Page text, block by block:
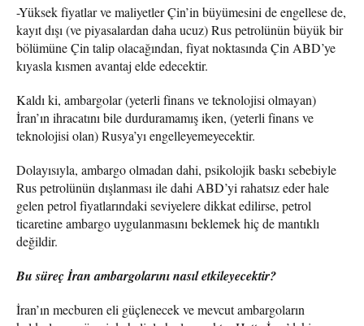
-Yüksek fiyatlar ve maliyetler Çin’in büyümesini de engellese de,
kayıt dışı (ve piyasalardan daha ucuz) Rus petrolünün büyük bir
bölümüne Çin talip olacağından, fiyat noktasında Çin ABD’ye
kıyasla kısmen avantaj elde edecektir.
Kaldı ki, ambargolar (yeterli finans ve teknolojisi olmayan)
İran’ın ihracatını bile durduramamış iken, (yeterli finans ve
teknolojisi olan) Rusya’yı engelleyemeyecektir.
Dolayısıyla, ambargo olmadan dahi, psikolojik baskı sebebiyle
Rus petrolünün dışlanması ile dahi ABD’yi rahatsız eder hale
gelen petrol fiyatlarındaki seviyelere dikkat edilirse, petrol
ticaretine ambargo uygulanmasını beklemek hiç de mantıklı
değildir.
Bu süreç İran ambargolarını nasıl etkileyecektir?
İran’ın mecburen eli güçlenecek ve mevcut ambargoların